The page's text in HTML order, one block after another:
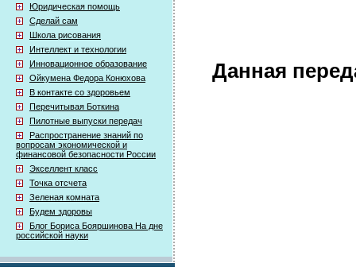
Юридическая помощь
Сделай сам
Школа рисования
Интеллект и технологии
Инновационное образование
Ойкумена Федора Конюхова
В контакте со здоровьем
Перечитывая Боткина
Пилотные выпуски передач
Распространение знаний по
вопросам экономической и
финансовой безопасности России
Экселлент класс
Точка отсчета
Зеленая комната
Будем здоровы
Блог Бориса Бояршинова На дне
российской науки
Данная